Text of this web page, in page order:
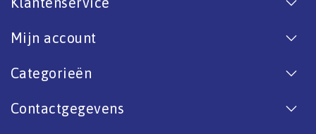
Mijn account
Categorieën
Contactgegevens